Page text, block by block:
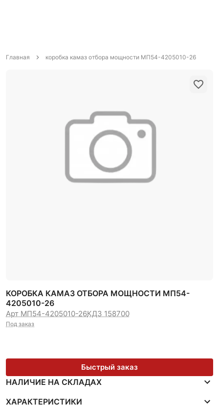
Главная коробка камаз отбора мощности МП54-4205010-26
КОРОБКА КАМАЗ ОТБОРА МОЩНОСТИ МП54-
4205010-26
Арт МП54-4205010-26КДЗ 158700
Под заказ
Быстрый заказ
НАЛИЧИЕ НА СКЛАДАХ
ХАРАКТЕРИСТИКИ